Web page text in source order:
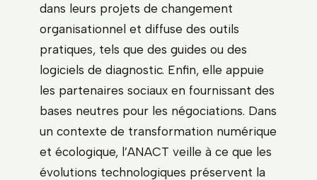
dans leurs projets de changement
organisationnel et diffuse des outils
pratiques, tels que des guides ou des
logiciels de diagnostic. Enfin, elle appuie
les partenaires sociaux en fournissant des
bases neutres pour les négociations. Dans
un contexte de transformation numérique
et écologique, l’ANACT veille à ce que les
évolutions technologiques préservent la